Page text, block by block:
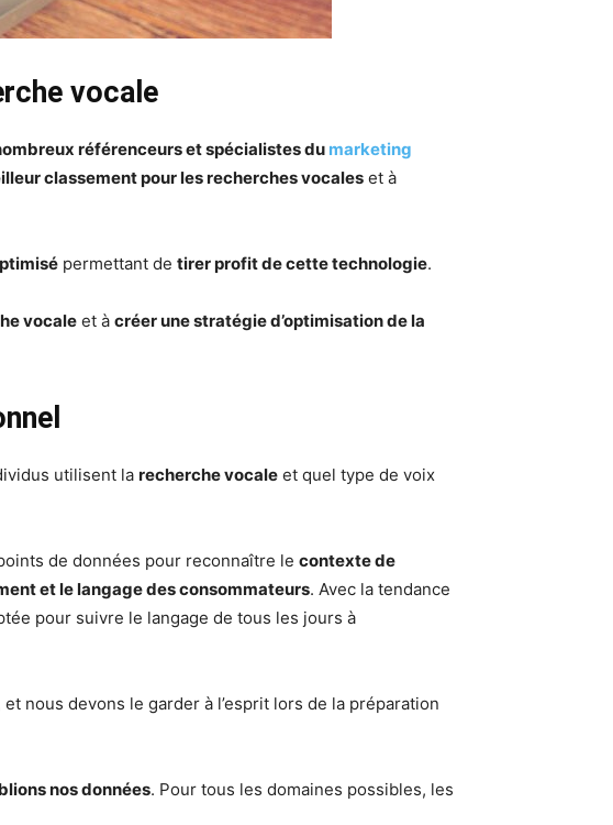
vocale
référenceurs et spécialistes du marketing
classement pour les recherches vocales et à
permettant de tirer profit de cette technologie.
vocale et à créer une stratégie d’optimisation de la
utilisent la recherche vocale et quel type de voix
de données pour reconnaître le contexte de
et le langage des consommateurs. Avec la tendance
pour suivre le langage de tous les jours à
et nous devons le garder à l’esprit lors de la préparation
nos données. Pour tous les domaines possibles, les